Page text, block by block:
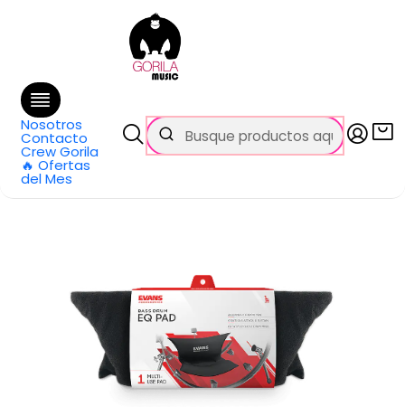
Nosotros
Contacto
Crew Gorila
🔥 Ofertas
del Mes
GRATIS
en Santiago y $99.990 en Regiones
Inicio Todos los productos
Apañador para Bombo EQPAD Evans